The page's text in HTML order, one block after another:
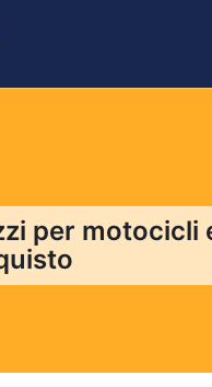
per motocicli